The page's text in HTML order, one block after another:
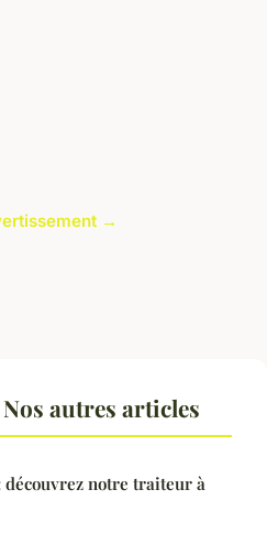
→
autres articles
notre traiteur à